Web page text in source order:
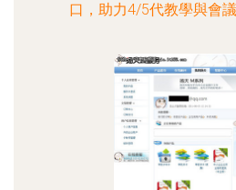
口，助力4/5代教學與會